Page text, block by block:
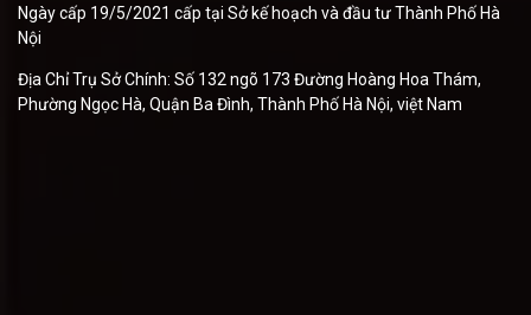
Ngày cấp 19/5/2021 cấp tại Sở kế hoạch và đầu tư Thành Phố Hà
Nội
Địa Chỉ Trụ Sở Chính: Số 132 ngõ 173 Đường Hoàng Hoa Thám,
Phường Ngọc Hà, Quận Ba Đình, Thành Phố Hà Nội, việt Nam